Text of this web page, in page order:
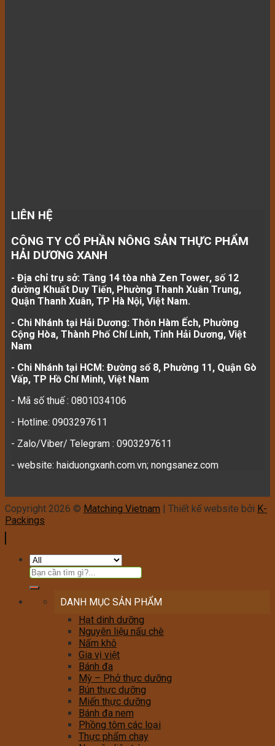
LIÊN HỆ
CÔNG TY CỔ PHẦN NÔNG SẢN THỰC PHẨM
HẢI DƯƠNG XANH
- Địa chỉ trụ sở: Tầng 14 tòa nhà Zen Tower, số 12
đường Khuất Duy Tiến, Phường Thanh Xuân Trung,
Quận Thanh Xuân, TP Hà Nội, Việt Nam.
- Chi Nhánh tại Hải Dương: Thôn Hàm Ếch, Phường
Cộng Hòa, Thành Phố Chí Linh, Tỉnh Hải Dương, Việt
Nam
- Chi Nhánh tại HCM: Đường số 8, Phường 11, Quận Gò
Vấp, TP Hồ Chí Minh, Việt Nam
- Mã số thuế : 0801034106
- Hotline: 0903297611
- Zalo/Viber/ Telegram : 0903297611
- website: haiduongxanh.com.vn; nongsanez.com
Copyright 2026 © Matching Vietnam | Thiết kế website bởi K-
Packings
DANH MỤC SẢN PHẨM
Hạt dinh dưỡng
Nguyên liệu nấu chè
Nấm khô
Gia vị việt
Bánh đa
Mỳ – Phở thực dưỡng
Bún thực dưỡng
Miến thực dưỡng
Bánh đa nem
Phồng tôm các loại
Thực phẩm chay